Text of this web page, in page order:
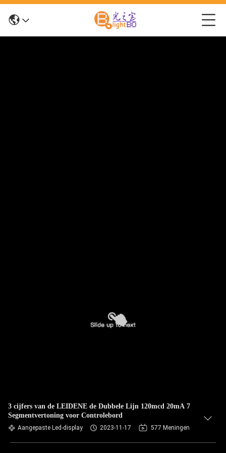
3 cijfers van de LEIDENE de Dubbele Lijn 120mcd 20mA 7
Segmentvertoning voor Controlebord
Aangepaste Led-display 2023-11-17 577 Meningen